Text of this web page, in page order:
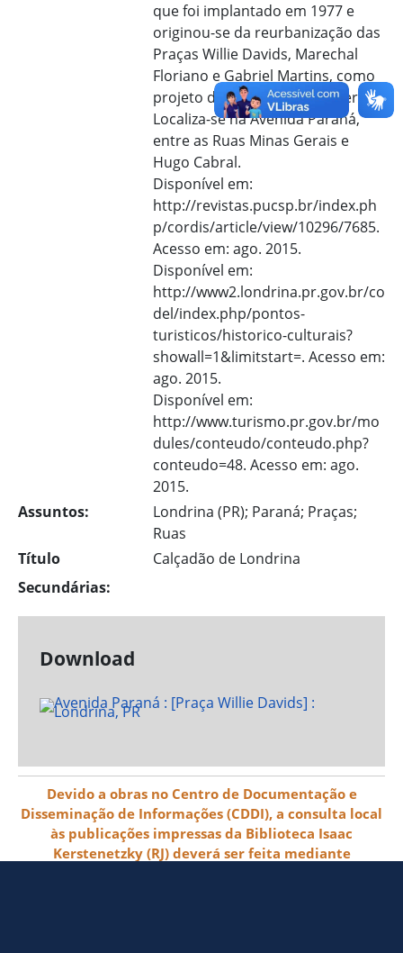
que foi implantado em 1977 e
originou-se da reurbanização das
Praças Willie Davids, Marechal
Floriano e Gabriel Martins, como
projeto do arquiteto Jaime Lerner.
Localiza-se na Avenida Paraná,
entre as Ruas Minas Gerais e
Hugo Cabral.
Disponível em:
http://revistas.pucsp.br/index.ph
p/cordis/article/view/10296/7685.
Acesso em: ago. 2015.
Disponível em:
http://www2.londrina.pr.gov.br/co
del/index.php/pontos-
turisticos/historico-culturais?
showall=1&limitstart=. Acesso em:
ago. 2015.
Disponível em:
http://www.turismo.pr.gov.br/mo
dules/conteudo/conteudo.php?
conteudo=48. Acesso em: ago.
2015.
Assuntos:
Londrina (PR); Paraná; Praças;
Ruas
Título
Secundárias:
Calçadão de Londrina
Download
Devido a obras no Centro de Documentação e
Disseminação de Informações (CDDI), a consulta local
às publicações impressas da Biblioteca Isaac
Kerstenetzky (RJ) deverá ser feita mediante